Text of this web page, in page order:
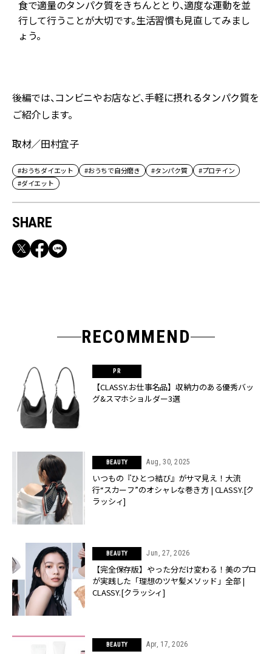
食で適量のタンパク質をきちんととり、適度な運動を並
行して行うことが大切です。生活習慣も見直してみまし
ょう。
後編では、コンビニやお店など、手軽に摂れるタンパク質を
ご紹介します。
取材／田村宜子
#おうちダイエット #おうちで自分磨き #タンパク質
#プロテイン
#ダイエット
SHARE
RECOMMEND
【CLASSY.お仕事名品】収納力のある優秀バッ
グ&スマホショルダー3選
BEAUTY Aug, 30, 2025
いつもの『ひとつ結び』がサマ見え！大流
行“スカーフ”のオシャレな巻き方 | CLASSY.[ク
ラッシィ]
BEAUTY Jun, 27, 2026
【完全保存版】やった分だけ変わる！美のプロ
が実践した「理想のツヤ髪メソッド」全部 |
CLASSY.[クラッシィ]
BEAUTY Apr, 17, 2026